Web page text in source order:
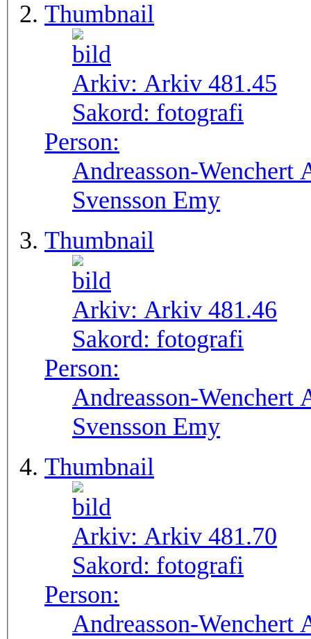
Thumbnail
Arkiv: Arkiv 481.45
Sakord: fotografi
Person:
Andreasson-
Svensson Emy
Thumbnail
Arkiv: Arkiv 481.46
Sakord: fotografi
Person:
Andreasson-
Svensson Emy
Thumbnail
Arkiv: Arkiv 481.70
Sakord: fotografi
Person:
Andreasson-Wenchert